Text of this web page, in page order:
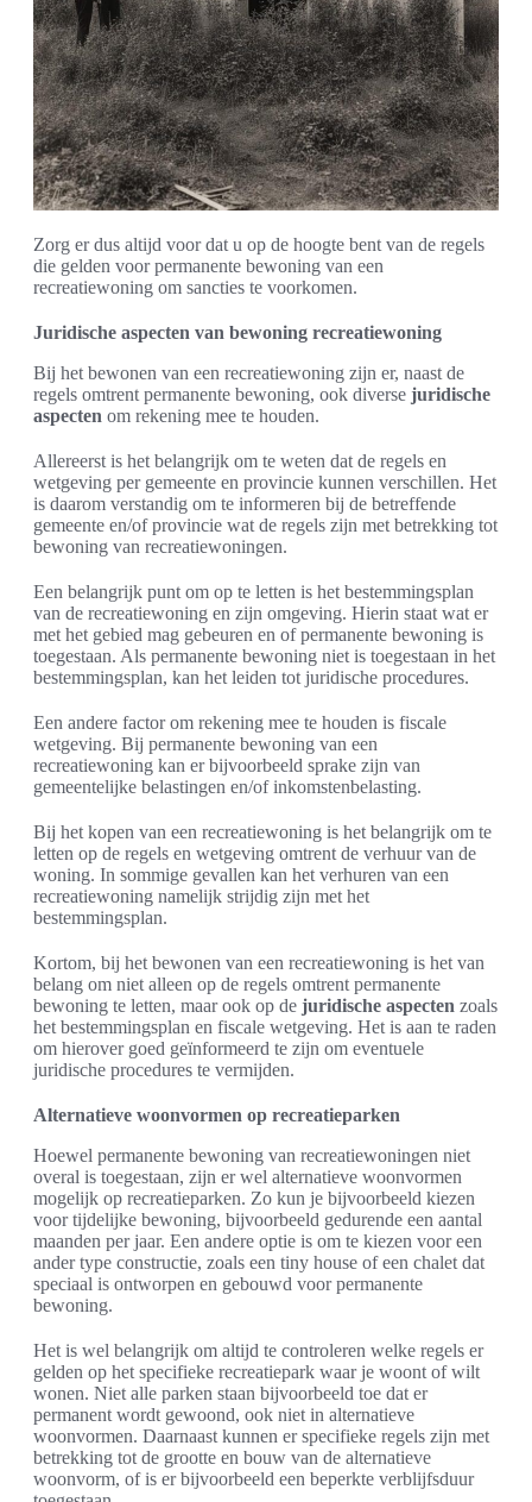
Zorg er dus altijd voor dat u op de hoogte bent van de regels
die gelden voor permanente bewoning van een
recreatiewoning om sancties te voorkomen.
Juridische aspecten van bewoning recreatiewoning
Bij het bewonen van een recreatiewoning zijn er, naast de
regels omtrent permanente bewoning, ook diverse juridische
aspecten om rekening mee te houden.
Allereerst is het belangrijk om te weten dat de regels en
wetgeving per gemeente en provincie kunnen verschillen. Het
is daarom verstandig om te informeren bij de betreffende
gemeente en/of provincie wat de regels zijn met betrekking tot
bewoning van recreatiewoningen.
Een belangrijk punt om op te letten is het bestemmingsplan
van de recreatiewoning en zijn omgeving. Hierin staat wat er
met het gebied mag gebeuren en of permanente bewoning is
toegestaan. Als permanente bewoning niet is toegestaan in het
bestemmingsplan, kan het leiden tot juridische procedures.
Een andere factor om rekening mee te houden is fiscale
wetgeving. Bij permanente bewoning van een
recreatiewoning kan er bijvoorbeeld sprake zijn van
gemeentelijke belastingen en/of inkomstenbelasting.
Bij het kopen van een recreatiewoning is het belangrijk om te
letten op de regels en wetgeving omtrent de verhuur van de
woning. In sommige gevallen kan het verhuren van een
recreatiewoning namelijk strijdig zijn met het
bestemmingsplan.
Kortom, bij het bewonen van een recreatiewoning is het van
belang om niet alleen op de regels omtrent permanente
bewoning te letten, maar ook op de juridische aspecten zoals
het bestemmingsplan en fiscale wetgeving. Het is aan te raden
om hierover goed geïnformeerd te zijn om eventuele
juridische procedures te vermijden.
Alternatieve woonvormen op recreatieparken
Hoewel permanente bewoning van recreatiewoningen niet
overal is toegestaan, zijn er wel alternatieve woonvormen
mogelijk op recreatieparken. Zo kun je bijvoorbeeld kiezen
voor tijdelijke bewoning, bijvoorbeeld gedurende een aantal
maanden per jaar. Een andere optie is om te kiezen voor een
ander type constructie, zoals een tiny house of een chalet dat
speciaal is ontworpen en gebouwd voor permanente
bewoning.
Het is wel belangrijk om altijd te controleren welke regels er
gelden op het specifieke recreatiepark waar je woont of wilt
wonen. Niet alle parken staan bijvoorbeeld toe dat er
permanent wordt gewoond, ook niet in alternatieve
woonvormen. Daarnaast kunnen er specifieke regels zijn met
betrekking tot de grootte en bouw van de alternatieve
woonvorm, of is er bijvoorbeeld een beperkte verblijfsduur